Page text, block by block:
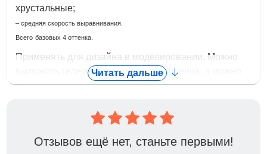
хрустальные;
– средняя скорость выравнивания.
Всего базовых 4 оттенка.
Применять для дизайна в моделировании. Можно
выложить гелем френч или часть френча, а можно
полностью нанести на ноготь
Читать дальше
Отзывов ещё нет, станьте первыми!